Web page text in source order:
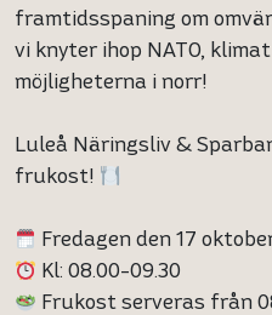
framtidsspaning om
vi knyter ihop NATO,
möjligheterna i norr!
Luleå Näringsliv &
frukost!
Fredagen den 17
Kl: 08.00-09.30
Frukost serveras från